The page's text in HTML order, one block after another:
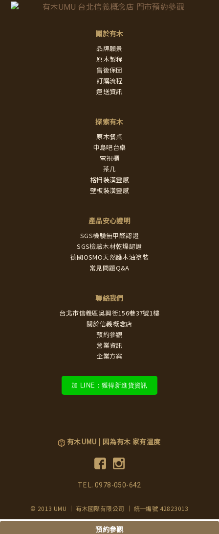
關於有木
品牌願景
原木製程
售後保固
訂購流程
運送資訊
探索有木
原木餐桌
中島吧台桌
電視櫃
茶几
格柵裝潢靈感
壁板裝潢靈感
產品安心證明
SGS檢驗無甲醛認證
SGS檢驗木材乾燥認證
德國OSMO天然護木油塗裝
常見問題Q&A
聯絡我們
台北市信義區吳興街156巷37號1樓
關於信義概念店
預約參觀
營業資訊
企業方案
加 LINE：獲得新進貨資訊
有木UMU | 因為有木 家有溫度
TEL.0978-050-642
© 2013 UMU ｜ 有木國際有限公司 ｜ 統一編號 42823013
預約參觀